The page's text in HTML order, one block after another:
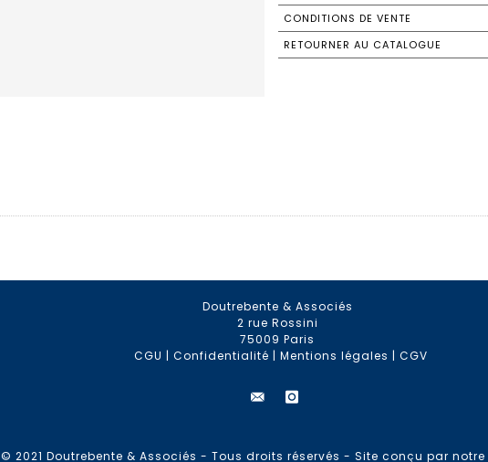
CONDITIONS DE VENTE
RETOURNER AU CATALOGUE
Doutrebente & Associés
2 rue Rossini
75009 Paris
CGU |Confidentialité |Mentions légales |CGV
© 2021 Doutrebente & Associés - Tous droits réservés - Site conçu par